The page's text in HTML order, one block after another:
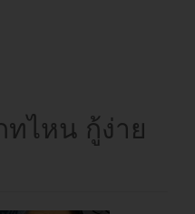
ทไหน กู้ง่าย